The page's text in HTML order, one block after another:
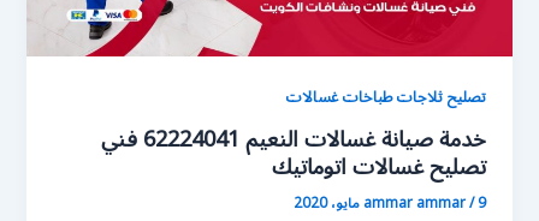
تصليح ثلاجات طباخات غسالات
خدمة صيانة غسالات النعيم 62224041 فني
تصليح غسالات اتوماتيك
ammar ammar/9 مايو، 2020